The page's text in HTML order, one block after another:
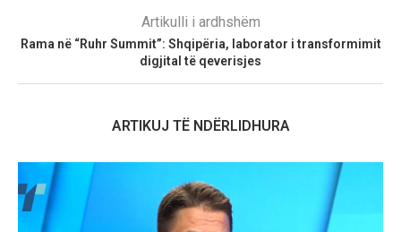
Artikulli i ardhshëm
Rama në “Ruhr Summit”: Shqipëria, laborator i transformimit
digjital të qeverisjes
ARTIKUJ TË NDËRLIDHURA